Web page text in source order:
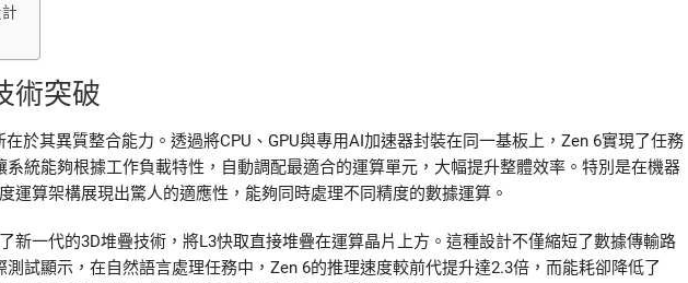
術突破
於其異質整合能力。透過將CPU、GPU與專用AI加速器封裝在同一基板上，Zen 6實現了任務
統能夠根據工作負載特性，自動調配最適合的運算單元，大幅提升整體效率。特別是在機器
運算架構展現出驚人的適應性，能夠同時處理不同精度的數據運算。
新一代的3D堆疊技術，將L3快取直接堆疊在運算晶片上方。這種設計不僅縮短了數據傳輸路
試顯示，在自然語言處理任務中，Zen 6的推理速度較前代提升達2.3倍，而能耗卻降低了